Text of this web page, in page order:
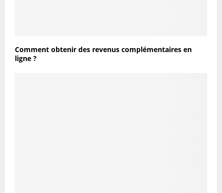
Comment obtenir des revenus complémentaires en
ligne ?